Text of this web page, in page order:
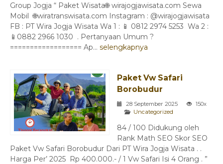
Group Jogja “ Paket Wisata🌐 wirajogjawisata.com Sewa
Mobil 🌐wiratranswisata.com Instagram : @wirajogjawisata
FB : PT Wira Jogja Wisata Wa 1 : 📱 0812 2974 5253 Wa 2 :
📱0882 2966 1030 . Pertanyaan Umum ?
================== Ap... selengkapnya
Paket Vw Safari
Borobudur
28 September 2025
150x
Uncategorized
84 / 100 Didukung oleh
Rank Math SEO Skor SEO
Paket Vw Safari Borobudur Dari PT Wira Jogja Wisata . .
Harga Per’ 2025 Rp 400.000.- / 1 Vw Safari Isi 4 Orang . ”